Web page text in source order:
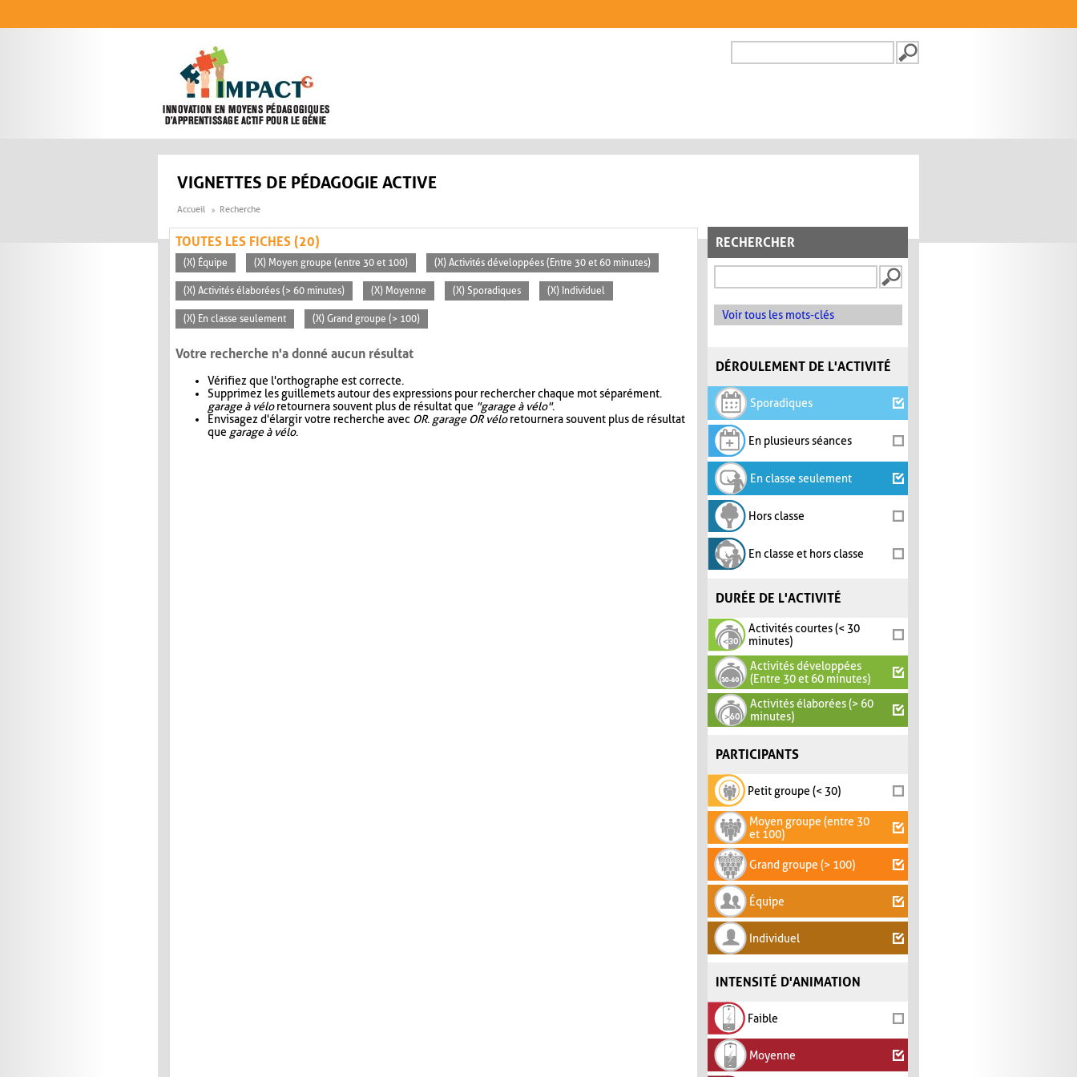
FORMULAIRE DE
VIGNETTES DE PÉDAGOGIE ACTIVE
Accueil Recherche
RECHERCHER
Voir tous les mots-clés
DÉROULEMENT DE L'ACTIVITÉ
Sporadiques
En plusieurs séances
En classe seulement
Hors classe
En classe et hors classe
DURÉE DE L'ACTIVITÉ
Activités courtes (< 30
minutes)
Activités développées
(Entre 30 et 60 minutes)
Activités élaborées (> 60
minutes)
PARTICIPANTS
Petit groupe (< 30)
Moyen groupe (entre 30
et 100)
Grand groupe (> 100)
Équipe
Individuel
INTENSITÉ D'ANIMATION
Faible
Moyenne
TOUTES LES FICHES (20)
(X) Équipe (X) Moyen groupe (entre 30 et 100) (X) Activités développées (Entre 30 et 60 minutes)
(X) Activités élaborées (> 60 minutes) (X) Moyenne (X) Sporadiques (X) Individuel
(X) En classe seulement (X) Grand groupe (> 100)
Votre recherche n'a donné aucun résultat
Vérifiez que l'orthographe est correcte.
Supprimez les guillemets autour des expressions pour rechercher chaque mot séparément.
garage à véloretournera souvent plus de résultat que "garage à vélo".
Envisagez d'élargir votre recherche avec OR. garage OR véloretournera souvent plus de résultat
que garage à vélo.